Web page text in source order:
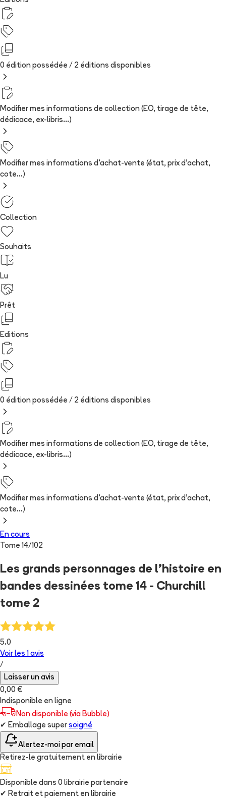
0 édition possédée / 2 éditions disponibles
Modifier mes informations de collection (EO, tirage de tête,
dédicace, ex-libris...)
Modifier mes informations d'achat-vente (état, prix d'achat,
cote...)
Collection
Souhaits
Lu
Prêt
Editions
0 édition possédée / 2 éditions disponibles
Modifier mes informations de collection (EO, tirage de tête,
dédicace, ex-libris...)
Modifier mes informations d'achat-vente (état, prix d'achat,
cote...)
En cours
Tome 14/102
Les grands personnages de l’histoire en
bandes dessinées tome 14 - Churchill
tome 2
5.0
Voir les 1 avis
/
Laisser un avis
0,00 €
Indisponible en ligne
Non disponible (via Bubble)
✔ Emballage super soigné
Alertez-moi par email
Retirez-le gratuitement en librairie
Disponible dans 0 librairie partenaire
✔ Retrait et paiement en librairie